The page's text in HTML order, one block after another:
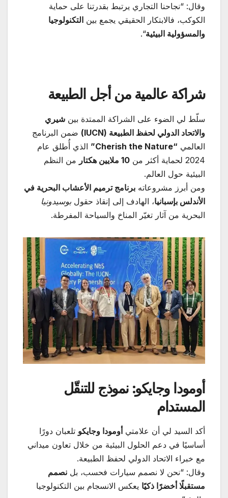
وقال: “نجاحنا التجاري يرتبط بقدرتنا على حماية
الكوكب، فالابتكار الحقيقي يجمع بين التكنولوجيا
والمسؤولية البيئية“.
شراكة عالمية من أجل الطبيعة
سلّط لي الضوء على الشراكة الممتدة بين شيري
والاتحاد الدولي لحفظ الطبيعة (IUCN)
ضمن البرنامج
العالمي “Cherish the Nature”
الذي أُطلق عام
2024 لحماية أكثر من
10 ملايين هكتار من النظم
البيئية حول العالم.
ومن أبرز مشروعاته برنامج ترميم الأعشاب البحرية في
الأندلس بإسبانيا، الهادف إلى إنقاذ حقول بوسيدونيا
البحرية من آثار تغيّر المناخ والسياحة المفرطة.
أومودا وجايكو: نموذج للتنقّل
المستدام
أكد السيد لي أن علامتي أومودا وجايكو تلعبان دورًا
أساسيًا في دعم الحلول البيئية من خلال تعاون ميداني
مع خبراء الاتحاد الدولي لحفظ الطبيعة.
وقال: “نحن لا نصمم سيارات فحسب، بل نصمم
مستقبلًا أخضرًا ذكيًا يعكس الانسجام بين التكنولوجيا